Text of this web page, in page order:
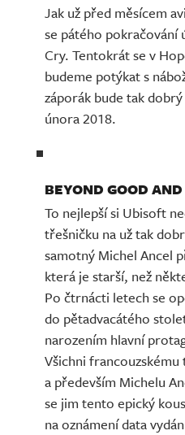
Jak už před měsícem
se pátého pokračování
Cry. Tentokrát se v
budeme potýkat s
záporák bude tak
února 2018.
BEYOND GOOD
To nejlepší si Ubisoft
třešničku na už tak
samotný Michel Ancel
která je starší, než
Po čtrnácti letech se
do pětadvacátého
narozením hlavní
Všichni
a především Michelu
se jim tento epický
na oznámení data